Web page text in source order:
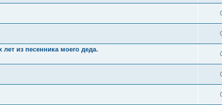
из песенника моего деда.